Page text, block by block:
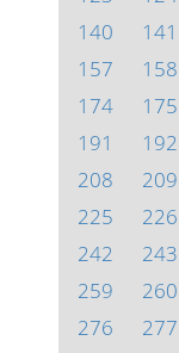
140
141
157
158
174
175
191
192
208
209
225
226
242
243
259
260
276
277